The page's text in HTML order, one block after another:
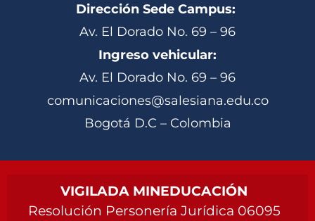
Dirección Sede Campus:
Av. El Dorado No. 69 – 96
Ingreso vehicular:
Av. El Dorado No. 69 – 96
comunicaciones@salesiana.edu.co
Bogotá D.C – Colombia
VIGILADA MINEDUCACIÓN
Resolución Personería Jurídica 06095